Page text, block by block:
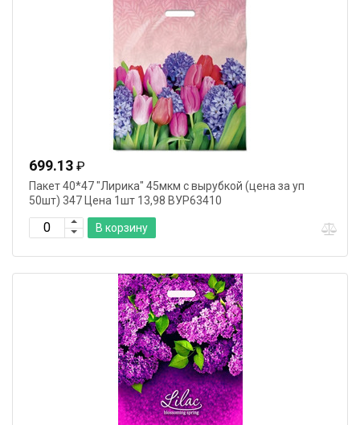
699.13 ₽
Пакет 40*47 "Лирика" 45мкм с вырубкой (цена за уп
50шт) 347 Цена 1шт 13,98 ВУР63410
В корзину